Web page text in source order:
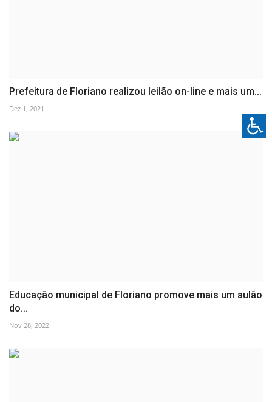
Prefeitura de Floriano realizou leilão on-line e mais um...
Dez 1, 2021
Educação municipal de Floriano promove mais um aulão
do...
Nov 28, 2022